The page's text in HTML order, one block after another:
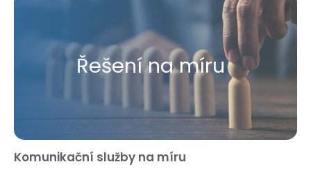
Řešení na míru
Komunikační služby na míru